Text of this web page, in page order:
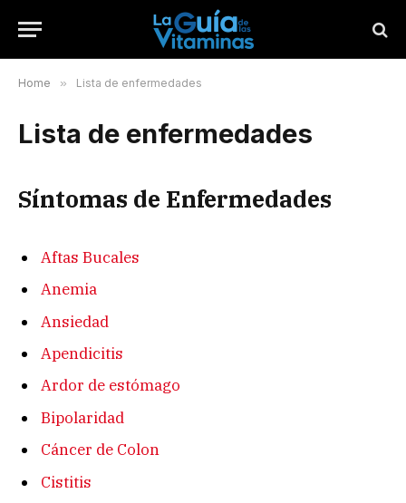
Home » Lista de enfermedades
Lista de enfermedades
Síntomas de Enfermedades
Aftas Bucales
Anemia
Ansiedad
Apendicitis
Ardor de estómago
Bipolaridad
Cáncer de Colon
Cistitis